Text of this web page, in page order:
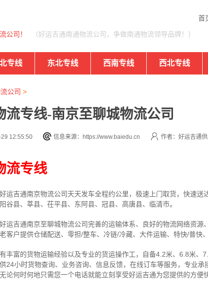
首
公司！ （好运吉通南通物流公司，争做南通物流领导品牌！）
专线 东北专线 西南专线 西北专线
公司 >
流专线-南京至聊城物流公司
12:55:50 信息来源：https://www.baiedu.cn 作者：好运吉通
流专线
运吉通南京物流公司天天发车全程约公里， 极速上门取货，快速送
谷县、莘县、茌平县、东阿县、冠县、高唐县、临清市。
运吉通南京至聊城物流公司完善的运输体系、良好的物流网络资源
客户提供仓储配送、零担/整车、冷链/冷藏、大件运输、特快/普快
丰富的货物运输经验以及专业的货运操作工，自备4.2米、6.8米、
24小时货物查询、业务咨询、信息反馈，在线订车等服务， 专业承
论何时何地只需您一个电话就能立刻享受好运吉通为您提供的方便